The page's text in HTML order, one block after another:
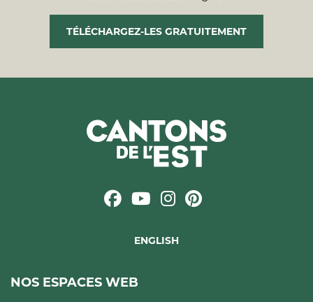
TÉLÉCHARGEZ-LES GRATUITEMENT
ENGLISH
NOS ESPACES WEB